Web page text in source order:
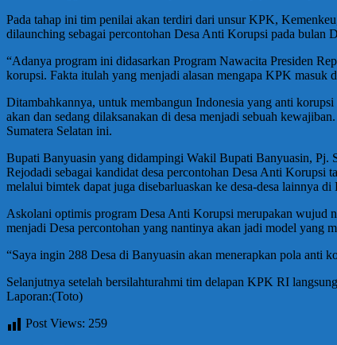
Pada tahap ini tim penilai akan terdiri dari unsur KPK,
dilaunching sebagai percontohan Desa Anti Korupsi pada bulan
“Adanya program ini didasarkan Program Nawacita Presiden
korupsi. Fakta itulah yang menjadi alasan mengapa KPK
Ditambahkannya, untuk membangun Indonesia yang anti
akan dan sedang dilaksanakan di desa menjadi sebuah
Sumatera Selatan ini.
Bupati Banyuasin yang didampingi Wakil Bupati Banyuasin, Pj.
Rejodadi sebagai kandidat desa percontohan Desa Anti Korupsi
melalui bimtek dapat juga disebarluaskan ke desa-desa lainnya
Askolani optimis program Desa Anti Korupsi merupakan wujud
menjadi Desa percontohan yang nantinya akan jadi model yang
“Saya ingin 288 Desa di Banyuasin akan menerapkan pola anti
Selanjutnya setelah bersilahturahmi tim delapan KPK RI
Laporan:(Toto)
Post Views: 259